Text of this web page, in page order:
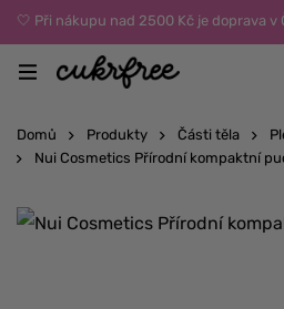
🤍 Při nákupu nad 2500 Kč je doprava v
UPOZORNĚNÍ: Během léta vybírejte
BOXů umístěných uvnitř budov.
Domů Produkty Části těla
Nui Cosmetics Přírodní kompaktní